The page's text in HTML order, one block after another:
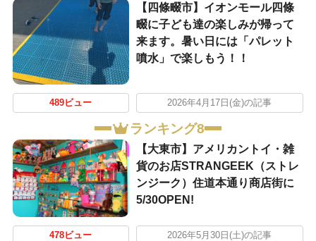
【四條畷市】イオンモール四條
畷に子ども達の楽しみが帰って
来ます。暑い日には「パレット
噴水」で楽しもう！！
489ビュー 2026年4月17日(金)の記事
ランキング8
【大東市】アメリカントイ・雑
貨のお店STRANGEEK（ストレ
ンジーク）住道本通り商店街に
5/30OPEN!
478ビュー 2026年5月30日(土)の記事